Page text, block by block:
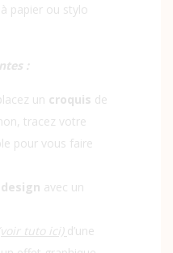
papier ou stylo
:
un croquis de
tracez votre
pour vous faire
avec un
tuto ici) d’une